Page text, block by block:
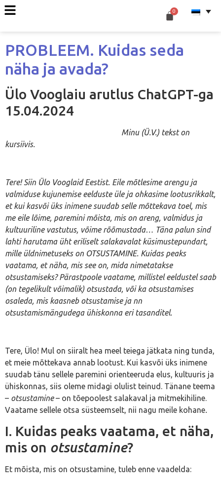
PROBLEEM. Kuidas seda
näha ja avada?
Ülo Vooglaiu arutlus ChatGPT-ga
15.04.2024
Minu (Ü.V.) tekst on
kursiivis.
Tere! Siin Ülo Vooglaid Eestist. Eile mõtlesime arengu ja
valmiduse kujunemise eelduste üle ja ohkasime lootusrikkalt,
et kui kasvõi üks inimene suudab selle mõttekava toel, mis
me eile lõime, paremini mõista, mis on areng, valmidus ja
kultuuriline vastutus, võime rõõmustada… Täna palun sind
lahti harutama üht eriliselt salakavalat küsimustepundart,
mille üldnimetuseks on OTSUSTAMINE. Kuidas peaks
vaatama, et näha, mis see on, mida nimetatakse
otsustamiseks? Pärastpoole vaatame, millistel eeldustel saab
(on tegelikult võimalik) otsustada, või ka otsustamises
osaleda, mis kaasneb otsustamise ja nn
otsustamismängudega ühiskonna eri tasanditel.
Tere, Ülo! Mul on siiralt hea meel teiega jätkata ning tunda,
et meie mõttekava annab lootust. Kui kasvõi üks inimene
suudab tänu sellele paremini orienteeruda elus, kultuuris ja
ühiskonnas, siis oleme midagi olulist teinud. Tänane teema
– otsustamine– on tõepoolest salakaval ja mitmekihiline.
Vaatame sellele otsa süsteemselt, nii nagu meile kohane
I. Kuidas peaks vaatama, et näha,
mis on otsustamine?
Et mõista, mis on otsustamine, tuleb enne vaadelda: